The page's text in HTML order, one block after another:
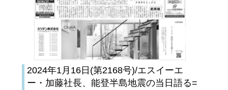
2024年1月16日(第2168号)/エスイーエ
ー・加藤社長、能登半島地震の当日語る=